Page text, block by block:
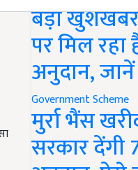
बड़ी
पर मिल
अनुदान, जानें
Government Scheme
मुर्रा भैंस
सरकार देंगी